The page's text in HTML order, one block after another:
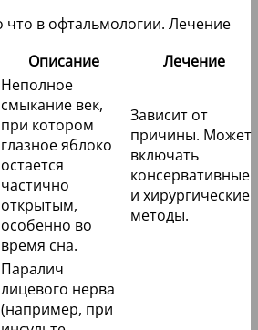
Описание Лечение
Неполное
смыкание век,
при котором
глазное яблоко
остается
частично
открытым,
особенно во
время сна.
Зависит от
причины. Может
включать
консервативные
и хирургические
методы.
Паралич
лицевого нерва
(например, при